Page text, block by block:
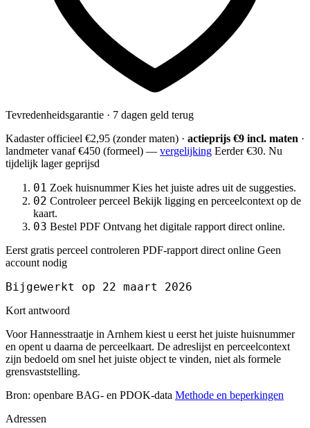
Tevredenheidsgarantie · 7 dagen geld terug
Kadaster officieel €2,95 (zonder maten) · actieprijs €9 incl. maten ·
landmetervanaf €450 (formeel) — vergelijking Eerder €30. Nu
tijdelijk lager geprijsd
01 Zoek huisnummer Kies het juiste adres uit de suggesties.
02 Controleer perceel Bekijk ligging en perceelcontext op de
kaart.
03 Bestel PDF Ontvang het digitale rapport direct online.
Eerst gratis perceel controleren PDF-rapport direct online Geen
account nodig
Bijgewerkt op 22 maart 2026
Kort antwoord
Voor Hannesstraatje in Arnhem kiest u eerst het juiste huisnummer
en opent u daarna de perceelkaart. De adreslijst en perceelcontext
zijn bedoeld om snel het juiste object te vinden, niet als formele
grensvaststelling.
Bron: openbare BAG- en PDOK-data Methode en beperkingen
Adressen